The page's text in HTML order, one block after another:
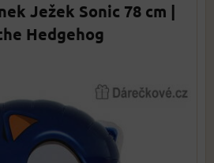
Ježek Sonic 78 cm |
Hedgehog